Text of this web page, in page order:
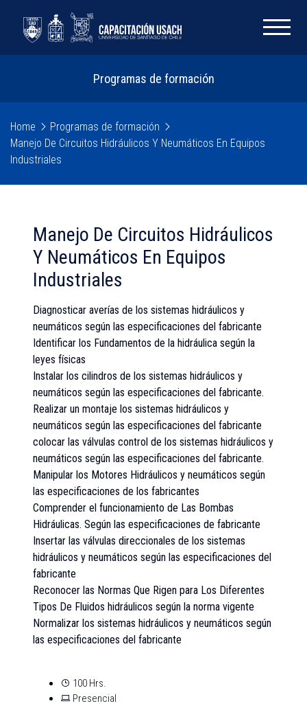
Programas de formación
Home
Programas de formación
Manejo De Circuitos Hidráulicos Y Neumáticos En Equipos
Industriales
Manejo De Circuitos Hidráulicos
Y Neumáticos En Equipos
Industriales
Diagnosticar averías de los sistemas hidráulicos y
neumáticos según las especificaciones del fabricante
Identificar los Fundamentos de la hidráulica según la
leyes físicas
Instalar los cilindros de los sistemas hidráulicos y
neumáticos según las especificaciones del fabricante.
Realizar un montaje los sistemas hidráulicos y
neumáticos según las especificaciones del fabricante
colocar las válvulas control de los sistemas hidráulicos y
neumáticos según las especificaciones del fabricante.
Manipular los Motores Hidráulicos y neumáticos según
las especificaciones de los fabricantes
Comprender el funcionamiento de Las Bombas
Hidráulicas. Según las especificaciones de fabricante
Insertar las válvulas direccionales de los sistemas
hidráulicos y neumáticos según las especificaciones del
fabricante
Reconocer las Normas Que Rigen para Los Diferentes
Tipos De Fluidos hidráulicos según la norma vigente
Normalizar los sistemas hidráulicos y neumáticos según
las especificaciones del fabricante
100 Hrs.
Presencial